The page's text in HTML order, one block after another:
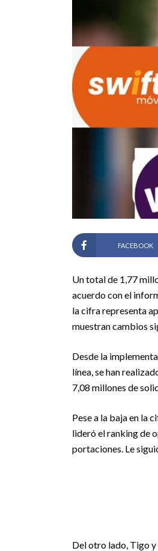
FACEBOOK
Un total de 1,77
acuerdo con el
la cifra representa
muestran cambios
Desde la
línea, se han
7,08 millones de
Pese a la baja en la
lideró el ranking de
portaciones. Le
Del otro lado, Tigo